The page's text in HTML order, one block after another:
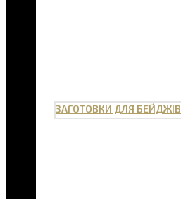
ЗАГОТОВКИ ДЛЯ БЕЙДЖІВ